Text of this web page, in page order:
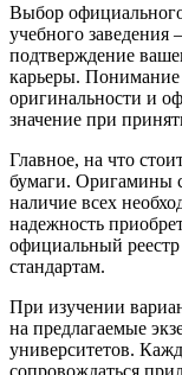
Выбор
учебного заведения
подтверждение
карьеры. Понимание
оригинальности и
значение при
Главное, на что
бумаги. Оригамины
наличие всех
надежность
официальный
стандартам.
При изучении
на предлагаемые
университетов.
сопровождаться